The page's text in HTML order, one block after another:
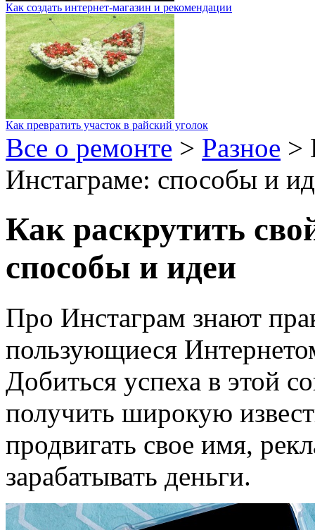
Как создать интернет-магазин и рекомендации
Как превратить участок в райский уголок
Все о ремонте > Разное >
Инстаграме: способы и
Как раскрутить
способы и идеи
Про Инстаграм знают
пользующиеся
Добиться успеха в этой
получить широкую
продвигать свое имя,
зарабатывать деньги.